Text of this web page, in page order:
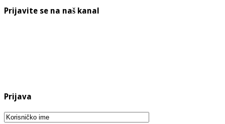
Prijavite se na naš kanal
Prijava